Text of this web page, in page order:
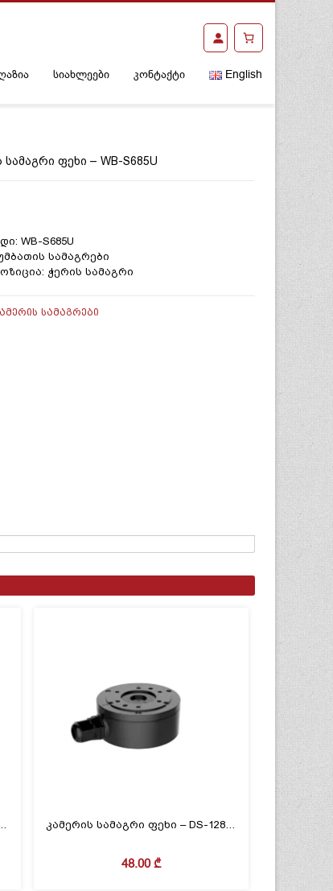
სიახლეები კონტაქტი English
ᲤᲔᲮᲘ – WB-S685U
WB-S685U
სამაგრები
ჭერის სამაგრი
ᲡᲐᲛᲐᲒᲠᲔᲑᲘ
– DS-1280ZJ-M კამერის სამაგრი ფეხი – DS-1280ZJ-XS (BLACK)
48.00₾